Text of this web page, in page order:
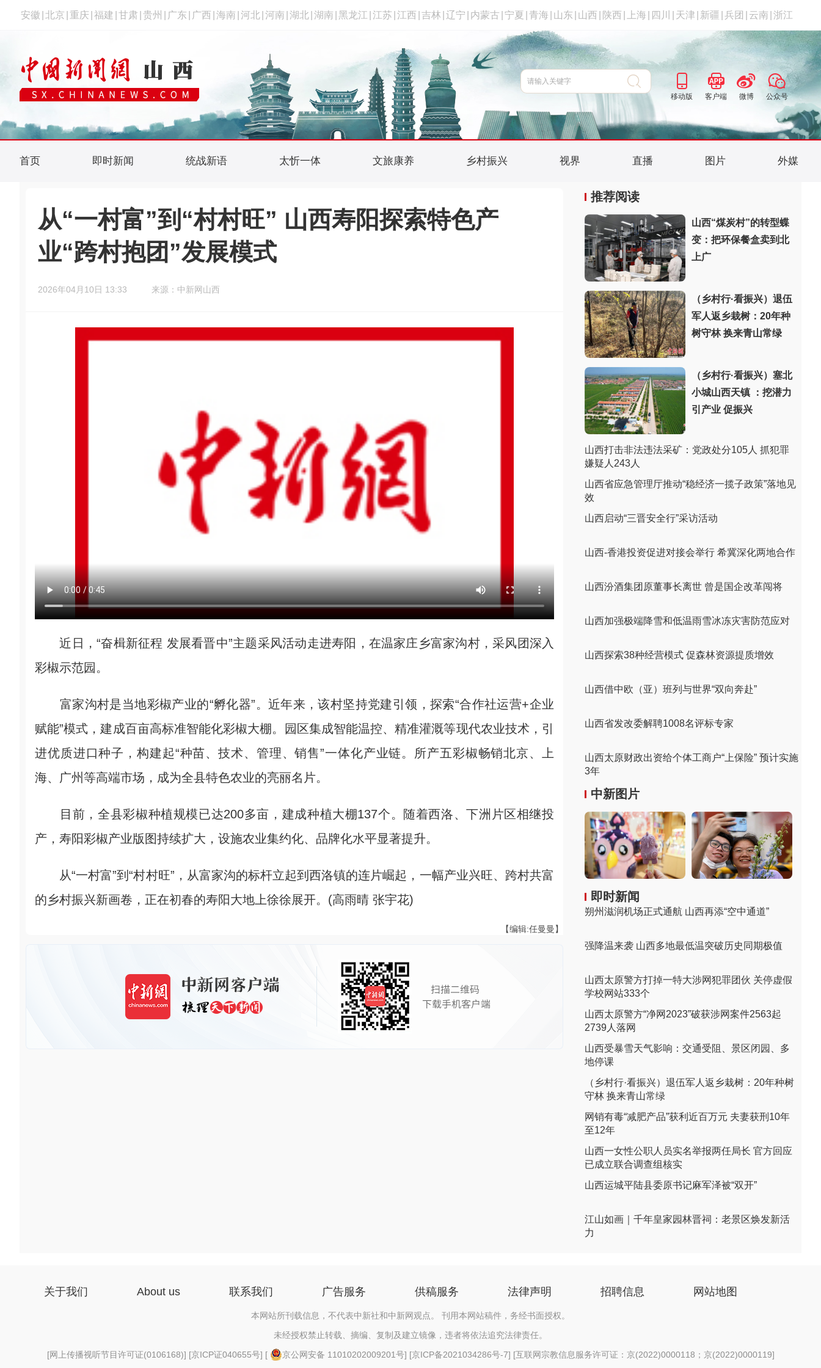
安徽 北京 重庆 福建 甘肃 贵州 广东 广西 海南 河北 河南 湖北 湖南 黑龙江 江苏 江西 吉林 辽宁 内蒙古 宁夏 青海 山东 山西 陕西 上海 四川 天津 新疆 兵团 云南 浙江
移动版 客户端 微博 公众号
首页 即时新闻 统战新语 太忻一体 文旅康养 乡村振兴 视界 直播 图片 外媒
从“一村富”到“村村旺” 山西寿阳探索特色产
业“跨村抱团”发展模式
2026年04月10日 13:33 来源：中新网山西
近日，“奋楫新征程 发展看晋中”主题采风活动走进寿阳，在温家庄乡富家沟村，采风团深入
彩椒示范园。
富家沟村是当地彩椒产业的“孵化器”。近年来，该村坚持党建引领，探索“合作社运营+企业
赋能”模式，建成百亩高标准智能化彩椒大棚。园区集成智能温控、精准灌溉等现代农业技术，引
进优质进口种子，构建起“种苗、技术、管理、销售”一体化产业链。所产五彩椒畅销北京、上
海、广州等高端市场，成为全县特色农业的亮丽名片。
目前，全县彩椒种植规模已达200多亩，建成种植大棚137个。随着西洛、下洲片区相继投
产，寿阳彩椒产业版图持续扩大，设施农业集约化、品牌化水平显著提升。
从“一村富”到“村村旺”，从富家沟的标杆立起到西洛镇的连片崛起，一幅产业兴旺、跨村共富
的乡村振兴新画卷，正在初春的寿阳大地上徐徐展开。(高雨晴 张宇花)
【编辑:任曼曼】
推荐阅读
山西“煤炭村”的转型蝶
变：把环保餐盒卖到北
上广
（乡村行·看振兴）退伍
军人返乡栽树：20年种
树守林 换来青山常绿
（乡村行·看振兴）塞北
小城山西天镇 ：挖潜力
引产业 促振兴
山西打击非法违法采矿：党政处分105人 抓犯罪
嫌疑人243人
山西省应急管理厅推动“稳经济一揽子政策”落地见
效
山西启动“三晋安全行”采访活动
山西-香港投资促进对接会举行 希冀深化两地合作
山西汾酒集团原董事长离世 曾是国企改革闯将
山西加强极端降雪和低温雨雪冰冻灾害防范应对
山西探索38种经营模式 促森林资源提质增效
山西借中欧（亚）班列与世界“双向奔赴”
山西省发改委解聘1008名评标专家
山西太原财政出资给个体工商户“上保险” 预计实施
3年
中新图片
即时新闻
朔州滋润机场正式通航 山西再添“空中通道”
强降温来袭 山西多地最低温突破历史同期极值
山西太原警方打掉一特大涉网犯罪团伙 关停虚假
学校网站333个
山西太原警方“净网2023”破获涉网案件2563起
2739人落网
山西受暴雪天气影响：交通受阻、景区闭园、多
地停课
（乡村行·看振兴）退伍军人返乡栽树：20年种树
守林 换来青山常绿
网销有毒“减肥产品”获利近百万元 夫妻获刑10年
至12年
山西一女性公职人员实名举报两任局长 官方回应
已成立联合调查组核实
山西运城平陆县委原书记麻军泽被“双开”
江山如画｜千年皇家园林晋祠：老景区焕发新活
力
关于我们 About us 联系我们 广告服务 供稿服务 法律声明 招聘信息 网站地图
本网站所刊载信息，不代表中新社和中新网观点。 刊用本网站稿件，务经书面授权。
未经授权禁止转载、摘编、复制及建立镜像，违者将依法追究法律责任。
[网上传播视听节目许可证(0106168)] [京ICP证040655号] [ 京公网安备 11010202009201号] [京ICP备2021034286号-7] [互联网宗教信息服务许可证：京(2022)0000118；京(2022)0000119]